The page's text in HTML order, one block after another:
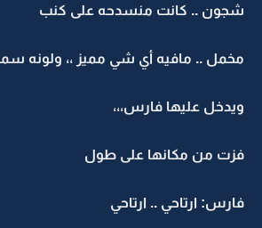
.. كانت منسدحه على كنب
.. مافيه أي شي مميز ،، ولونه سماوي
عليها فارس،،،
من مكانها على طول
ارتاحي .. ارتاحي